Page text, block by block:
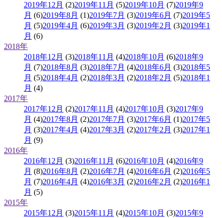
2019年12月 (2)2019年11月 (5)2019年10月 (7)2019年9
月 (6)2019年8月 (1)2019年7月 (3)2019年6月 (7)2019年5
月 (5)2019年4月 (6)2019年3月 (3)2019年2月 (3)2019年1
月 (6)
2018年
2018年12月 (3)2018年11月 (4)2018年10月 (6)2018年9
月 (7)2018年8月 (3)2018年7月 (4)2018年6月 (3)2018年5
月 (5)2018年4月 (2)2018年3月 (2)2018年2月 (5)2018年1
月 (4)
2017年
2017年12月 (2)2017年11月 (4)2017年10月 (3)2017年9
月 (4)2017年8月 (2)2017年7月 (3)2017年6月 (1)2017年5
月 (3)2017年4月 (4)2017年3月 (2)2017年2月 (3)2017年1
月 (9)
2016年
2016年12月 (3)2016年11月 (6)2016年10月 (4)2016年9
月 (8)2016年8月 (2)2016年7月 (4)2016年6月 (2)2016年5
月 (7)2016年4月 (4)2016年3月 (2)2016年2月 (2)2016年1
月 (5)
2015年
2015年12月 (3)2015年11月 (4)2015年10月 (3)2015年9